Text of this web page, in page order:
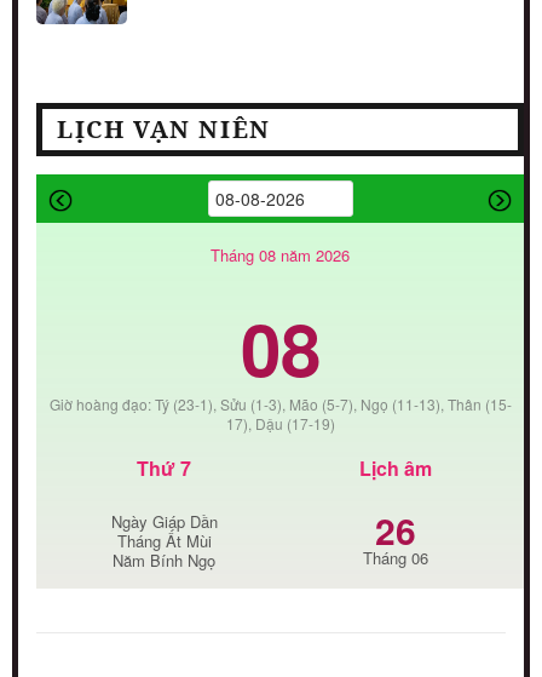
LỊCH VẠN NIÊN
Tháng 08 năm 2026
08
Giờ hoàng đạo: Tý (23-1), Sửu (1-3), Mão (5-7), Ngọ (11-13), Thân (15-
17), Dậu (17-19)
Thứ 7
Ngày Giáp Dần
Tháng Ất Mùi
Năm Bính Ngọ
Lịch âm
26
Tháng 06